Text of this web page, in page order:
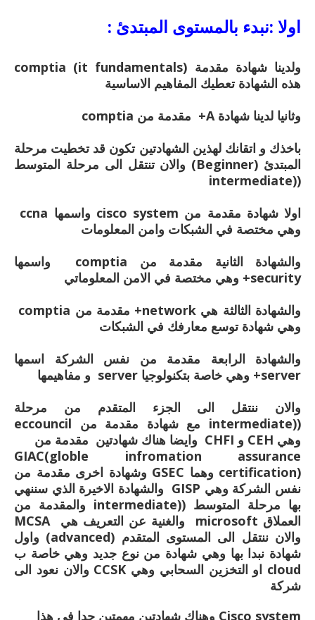
اولا :نبدء بالمستوى المبتدئ :
ولدينا شهادة مقدمة comptia (it fundamentals)
هذه الشهادة تعطيك المفاهيم الاساسية
وثانيا لدينا شهادة A+ مقدمة من comptia
باخذك و اتقانك لهذين الشهادتين تكون قد تخطيت مرحلة
المبتدئ (Beginner) والان تنتقل الى مرحلة المتوسط
((intermediate
وهي مختصة في الشبكات وامن المعلومات
والشهادة الثانية مقدمة من comptia واسمها
security+ وهي مختصة في الامن المعلوماتي
وهي شهادة توسع معارفك في الشبكات
والشهادة الرابعة مقدمة من نفس الشركة اسمها
server+ وهي خاصة بتكنولوجيا server و مفاهيمها
والان ننتقل الى الجزء المتقدم من مرحلة
((intermediate مع شهادة مقدمة من eccouncil
وهي CEH و CHFI وايضا هناك شهادتين مقدمة من
GIAC(globle infromation assurance
certification) وهما GSEC وشهادة اخرى مقدمة من
نفس الشركة وهي GISP والشهادة الاخيرة الذي سننهي
بها مرحلة المتوسط ((intermediate والمقدمة من
العملاق microsoft والغنية عن التعريف هي MCSA
والان ننتقل الى المستوى المتقدم (advanced) واول
شهادة نبدا بها وهي شهادة من نوع جديد وهي خاصة ب
cloud او التخزين السحابي وهي CCSK والان نعود الى
شركة
Cisco system وهناك شهادتين مهمتين جدا في هذا